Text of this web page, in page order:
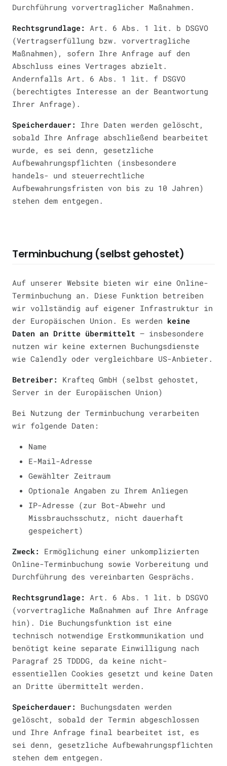
Durchführung vorvertraglicher Maßnahmen.
Rechtsgrundlage: Art. 6 Abs. 1 lit. b DSGVO
(Vertragserfüllung bzw. vorvertragliche
Maßnahmen), sofern Ihre Anfrage auf den
Abschluss eines Vertrages abzielt.
Andernfalls Art. 6 Abs. 1 lit. f DSGVO
(berechtigtes Interesse an der Beantwortung
Ihrer Anfrage).
Speicherdauer:
Ihre Daten werden gelöscht,
sobald Ihre Anfrage abschließend bearbeitet
wurde, es sei denn, gesetzliche
Aufbewahrungspflichten (insbesondere
handels- und steuerrechtliche
Aufbewahrungsfristen von bis zu 10 Jahren)
stehen dem entgegen.
Terminbuchung (selbst gehostet)
Auf unserer Website bieten wir eine Online-
Terminbuchung an. Diese Funktion betreiben
wir vollständig auf eigener Infrastruktur in
der Europäischen Union. Es werden keine
Daten an Dritte übermittelt — insbesondere
nutzen wir keine externen Buchungsdienste
wie Calendly oder vergleichbare US-Anbieter.
Betreiber:
Krafteq GmbH (selbst gehostet,
Server in der Europäischen Union)
Bei Nutzung der Terminbuchung verarbeiten
wir folgende Daten:
Name
E-Mail-Adresse
Gewählter Zeitraum
Optionale Angaben zu Ihrem Anliegen
IP-Adresse (zur Bot-Abwehr und
Missbrauchsschutz, nicht dauerhaft
gespeichert)
Zweck:
Ermöglichung einer unkomplizierten
Online-Terminbuchung sowie Vorbereitung und
Durchführung des vereinbarten Gesprächs.
Rechtsgrundlage: Art. 6 Abs. 1 lit. b DSGVO
(vorvertragliche Maßnahmen auf Ihre Anfrage
hin). Die Buchungsfunktion ist eine
technisch notwendige Erstkommunikation und
benötigt keine separate Einwilligung nach
Paragraf 25 TDDDG, da keine nicht-
essentiellen Cookies gesetzt und keine Daten
an Dritte übermittelt werden.
Speicherdauer:
Buchungsdaten werden
gelöscht, sobald der Termin abgeschlossen
und Ihre Anfrage final bearbeitet ist, es
sei denn, gesetzliche Aufbewahrungspflichten
stehen dem entgegen.